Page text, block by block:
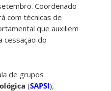
Coordenado
com técnicas de
que auxiliem
cessação do
de grupos
(SAPSI),